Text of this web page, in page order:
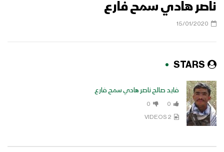
ناصر هادي سمح فارع
15/01/2020
STARS
فايد صالح ناصر هادي سمح فارع
0
0
2 VIDEOS